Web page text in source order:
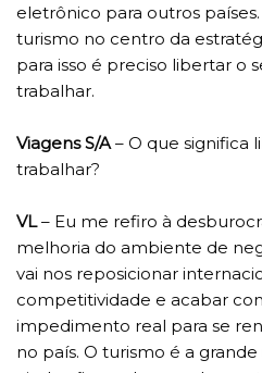
eletrônico para outros
turismo no centro da
para isso é preciso libertar o
trabalhar.
Viagens S/A– O que significa
trabalhar?
VL– Eu me refiro à
melhoria do ambiente de
vai nos reposicionar
competitividade e acabar
impedimento real para se
no país. O turismo é a